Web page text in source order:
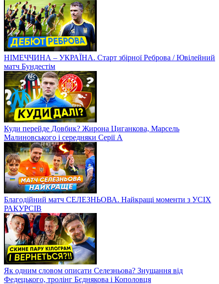
НІМЕЧЧИНА – УКРАЇНА. Старт збірної Реброва / Ювілейний
матч Бундестім
Куди перейде Довбик? Жирона Циганкова, Марсель
Малиновського і середняки Серії А
Благодійний матч СЕЛЕЗНЬОВА. Найкращі моменти з УСІХ
РАКУРСІВ
Як одним словом описати Селезньова? Знущання від
Федецького, тролінг Бєднякова і Кополовця